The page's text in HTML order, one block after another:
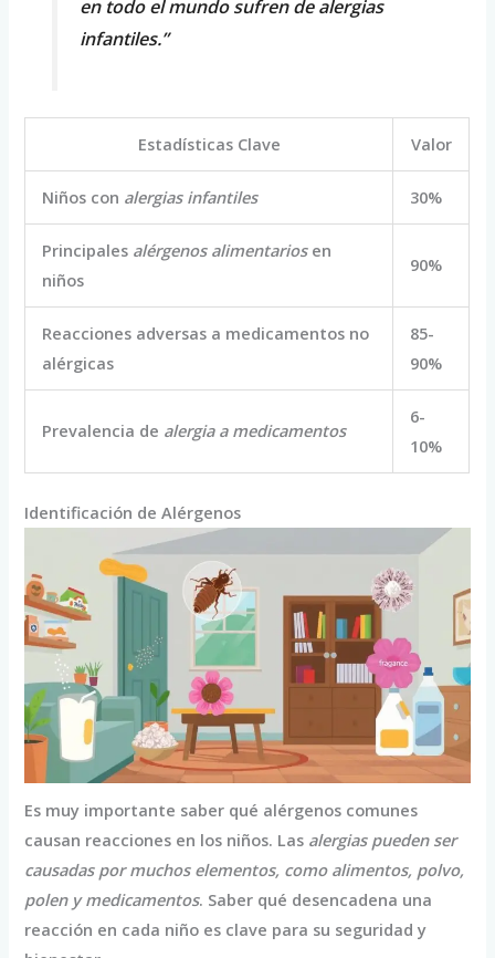
en todo el mundo sufren dealergias
infantiles.”
Estadísticas Clave Valor
Niños con alergias infantiles 30%
Principales alérgenos alimentariosen
niños
90%
Reacciones adversas a medicamentos no
alérgicas
85-
90%
Prevalencia de alergia a medicamentos
6-
10%
Identificación de Alérgenos
Es muy importante saber qué alérgenos comunes
causan reacciones en los niños. Las alergias pueden ser
causadas por muchos elementos, como alimentos, polvo,
polen y medicamentos. Saber qué desencadena una
reacción en cada niño es clave para su seguridad y